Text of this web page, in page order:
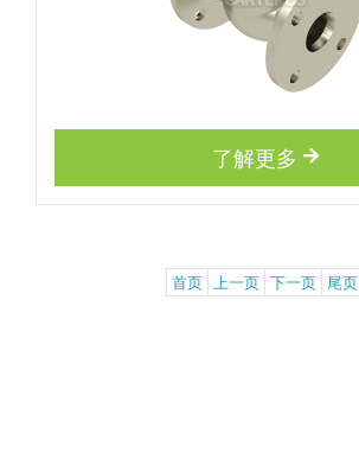
了解更多
首页 上一页 下一页 尾页